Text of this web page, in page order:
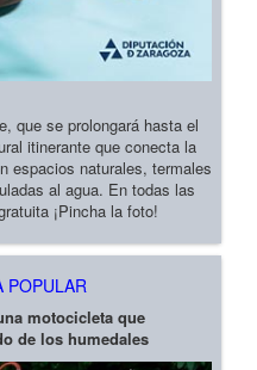
se prolongará hasta el
itinerante que conecta la
espacios naturales, termales
al agua. En todas las
¡Pincha la foto!
POPULAR
motocicleta que
de los humedales